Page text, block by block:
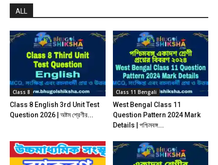
ALL
Class 8
Class 8 English 3rd Unit Test
Question 2026 | অষ্টম শ্রেণীর...
Class 11 Bengali
West Bengal Class 11
Question Pattern 2024 Mark
Details | পশ্চিমবঙ্গ...